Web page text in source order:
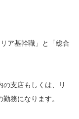
ア基幹職」と「総合
支店もしくは、リ
務になります。